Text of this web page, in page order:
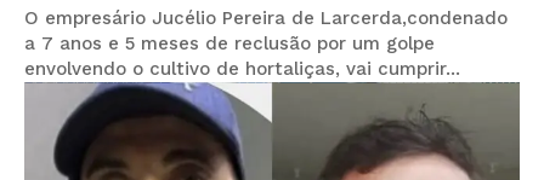
O empresário Jucélio Pereira de Larcerda,condenado
a 7 anos e 5 meses de reclusão por um golpe
envolvendo o cultivo de hortaliças, vai cumprir...